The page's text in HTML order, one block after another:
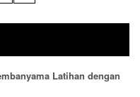
Latihan dengan